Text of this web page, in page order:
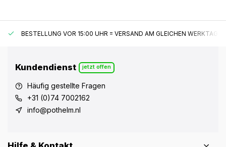
BESTELLUNG VOR 15:00 UHR = VERSAND AM GLEICHEN WERKTAG*
Kundendienst jetzt offen
Häufig gestellte Fragen
+31 (0)74 7002162
info@pothelm.nl